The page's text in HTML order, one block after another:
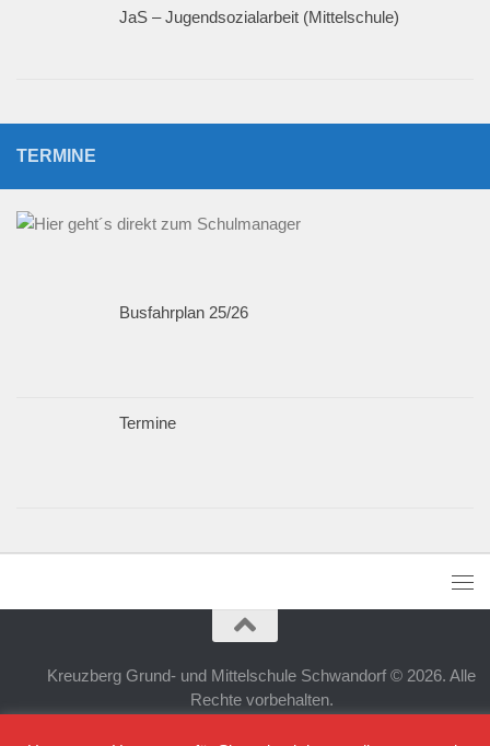
JaS – Jugendsozialarbeit (Mittelschule)
TERMINE
Busfahrplan 25/26
Termine
Kreuzberg Grund- und Mittelschule Schwandorf © 2026. Alle
Rechte vorbehalten.